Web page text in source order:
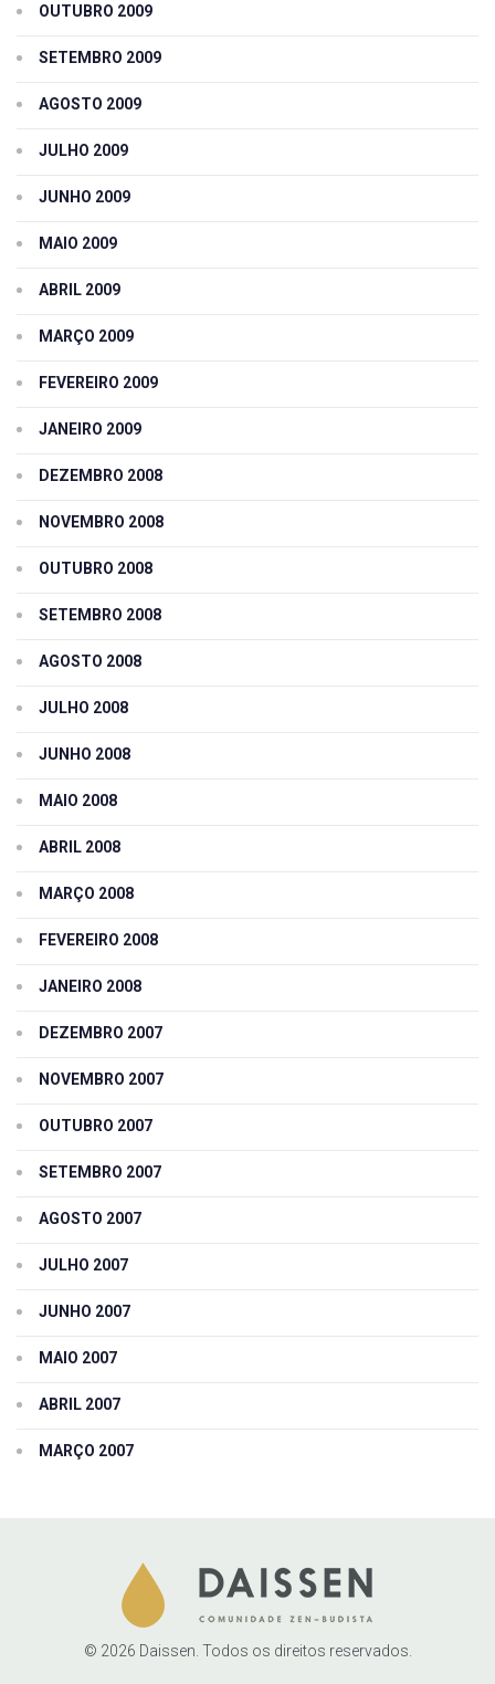
OUTUBRO 2009
SETEMBRO 2009
AGOSTO 2009
JULHO 2009
JUNHO 2009
MAIO 2009
ABRIL 2009
MARÇO 2009
FEVEREIRO 2009
JANEIRO 2009
DEZEMBRO 2008
NOVEMBRO 2008
OUTUBRO 2008
SETEMBRO 2008
AGOSTO 2008
JULHO 2008
JUNHO 2008
MAIO 2008
ABRIL 2008
MARÇO 2008
FEVEREIRO 2008
JANEIRO 2008
DEZEMBRO 2007
NOVEMBRO 2007
OUTUBRO 2007
SETEMBRO 2007
AGOSTO 2007
JULHO 2007
JUNHO 2007
MAIO 2007
ABRIL 2007
MARÇO 2007
© 2026 Daissen. Todos os direitos reservados.